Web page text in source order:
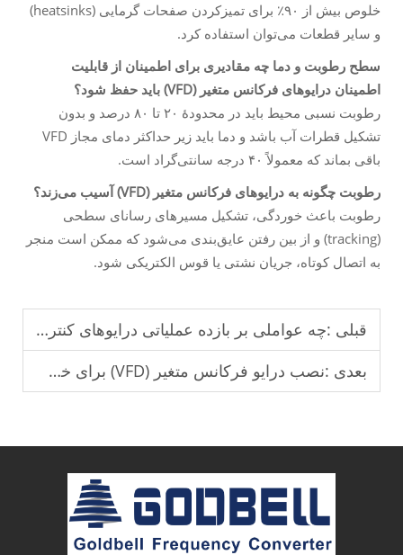
خلوص بیش از ۹۰٪ برای تمیزکردن صفحات گرمایی (heatsinks)
و سایر قطعات می‌توان استفاده کرد.
سطح رطوبت و دما چه مقادیری برای اطمینان از قابلیت
اطمینان درایوهای فرکانس متغیر (VFD) باید حفظ شود؟
رطوبت نسبی محیط باید در محدودهٔ ۲۰ تا ۸۰ درصد و بدون
تشکیل قطرات آب باشد و دما باید زیر حداکثر دمای مجاز VFD
باقی بماند که معمولاً ۴۰ درجه سانتی‌گراد است.
رطوبت چگونه به درایوهای فرکانس متغیر (VFD) آسیب می‌زند؟
رطوبت باعث خوردگی، تشکیل مسیرهای رسانای سطحی
(tracking) و از بین رفتن عایق‌بندی می‌شود که ممکن است منجر
به اتصال کوتاه، جریان نشتی یا قوس الکتریکی شود.
قبلی :چه عواملی بر بازده عملیاتی درایوهای کنترل سرعت متغیر (VFD) تأثیر می‌گذارند؟
بعدی :نصب درایو فرکانس متغیر (VFD) برای خطوط تولید کارخانه.